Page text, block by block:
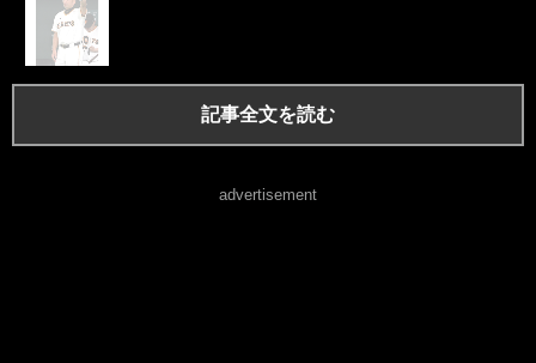
記事全文を読む
advertisement